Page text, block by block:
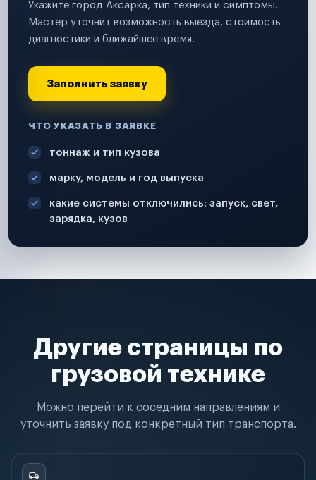
Укажите город Аксарка, тип техники и симптомы.
Мастер уточнит возможность выезда, стоимость
диагностики и ближайшее время.
Заполнить заявку
ЧТО УКАЗАТЬ В ЗАЯВКЕ
тоннаж и тип кузова
марку, модель и год выпуска
какие системы отключились: запуск, свет,
зарядка, кузов
Другие страницы по
грузовой технике
Можно перейти к соседним направлениям и
уточнить заявку под конкретный тип транспорта.